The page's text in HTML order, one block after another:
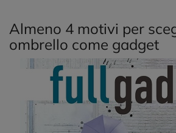
Almeno 4 motivi per
ombrello come gadget